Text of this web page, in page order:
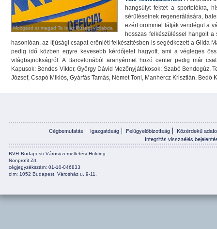
Mozgasd át magad Te is az ifjúsági vízilabda
Mozgasd át magad Te is az ifjúsági vízilabda
hangsúlyt fektet a sportolókra,
sérüléseinek regenerálására,
ezért örömmel látják vendégül a
hosszas felkészüléssel hangolt
hasonlóan, az ifjúsági csapat erőnléti felkészítésben is segédkezett a Gilda
pedig idő közben egyre kevesebb kérdőjelet hagyott, ami a végleges
világbajnokságról. A Barcelonából aranyérmet hozó center pedig már
Kapusok: Bendes Viktor, György Dávid Mezőnyjátékosok: Szabó Bendegúz,
József, Csapó Miklós, Gyárfás Tamás, Német Toni, Manhercz Krisztián, Bedő
Cégbemutatás Igazgatóság Felügyelőbizottság
Közérdekű
Integritás visszaélés
BVH Budapesti Városüzemeltetési Holding
Nonprofit Zrt.
cégjegyzékszám: 01-10-046833
cím: 1052 Budapest, Városház u. 9-11.